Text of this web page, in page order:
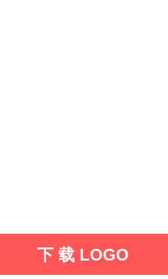
下 载 LOGO